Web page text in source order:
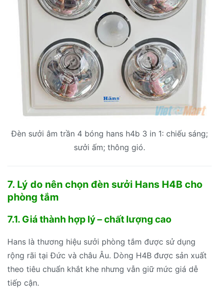
Đèn sưởi âm trần 4 bóng hans h4b 3 in 1: chiếu sáng;
sưởi ấm; thông gió.
7. Lý do nên chọn đèn sưởi Hans H4B cho
phòng tắm
7.1. Giá thành hợp lý – chất lượng cao
Hans là thương hiệu sưởi phòng tắm được sử dụng
rộng rãi tại Đức và châu Âu. Dòng H4B được sản xuất
theo tiêu chuẩn khắt khe nhưng vẫn giữ mức giá dễ
tiếp cận.